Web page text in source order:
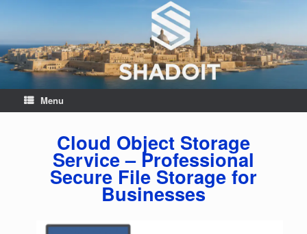
Menu
Cloud Object Storage
Service – Professional
Secure File Storage for
Businesses